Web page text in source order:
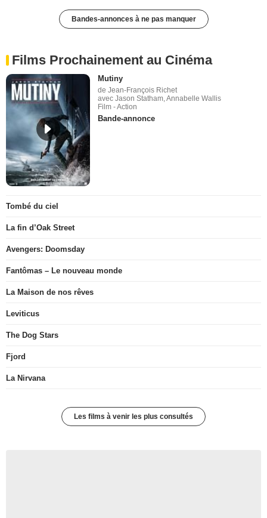
Bandes-annonces à ne pas manquer
Films Prochainement au Cinéma
Mutiny
de Jean-François Richet
avec Jason Statham, Annabelle Wallis
Film - Action
Bande-annonce
Tombé du ciel
La fin d’Oak Street
Avengers: Doomsday
Fantômas – Le nouveau monde
La Maison de nos rêves
Leviticus
The Dog Stars
Fjord
La Nirvana
Les films à venir les plus consultés